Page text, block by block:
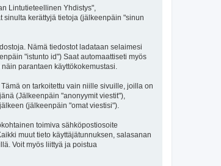
Lintutieteellinen Yhdistys",
sinulta kerättyjä tietoja (jälkeenpäin "sinun
Nämä tiedostot ladataan selaimesi
"istunto id") Saat automaattiseti myös
parantaen käyttökokemustasi.
on tarkoitettu vain niille sivuille, joilla on
(Jälkeenpäin "anonyymit viestit"),
(jälkeenpäin "omat viestisi").
toimiva sähköpostiosoite
muut tieto käyttäjätunnuksen, salasanan
Voit myös liittyä ja poistua